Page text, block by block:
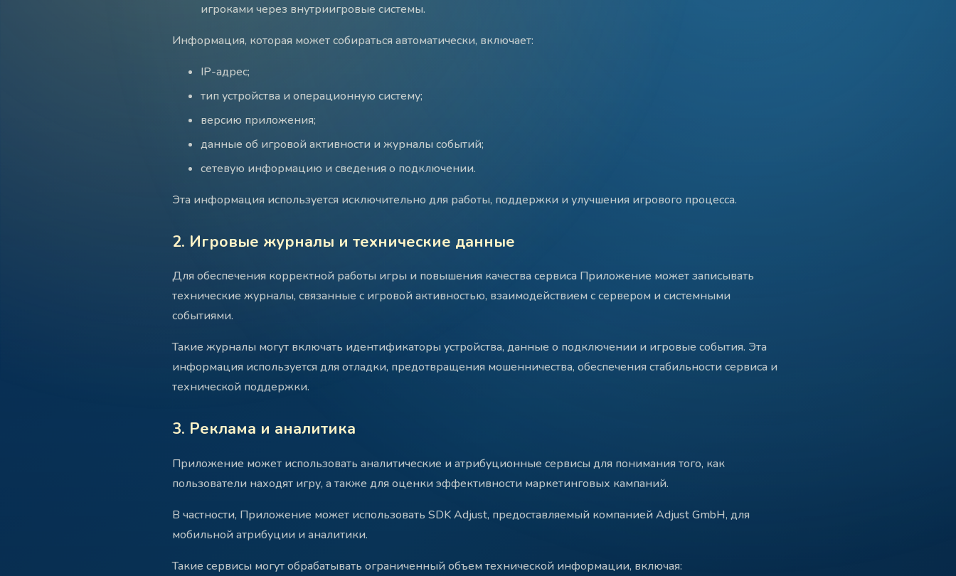
игроками через внутриигровые системы.
Информация, которая может собираться автоматически, включает:
IP-адрес;
тип устройства и операционную систему;
версию приложения;
данные об игровой активности и журналы событий;
сетевую информацию и сведения о подключении.
Эта информация используется исключительно для работы, поддержки и улучшения игрового процесса.
2. Игровые журналы и технические данные
Для обеспечения корректной работы игры и повышения качества сервиса Приложение может записывать
технические журналы, связанные с игровой активностью, взаимодействием с сервером и системными
событиями.
Такие журналы могут включать идентификаторы устройства, данные о подключении и игровые события. Эта
информация используется для отладки, предотвращения мошенничества, обеспечения стабильности сервиса и
технической поддержки.
3. Реклама и аналитика
Приложение может использовать аналитические и атрибуционные сервисы для понимания того, как
пользователи находят игру, а также для оценки эффективности маркетинговых кампаний.
В частности, Приложение может использовать SDK Adjust, предоставляемый компанией Adjust GmbH, для
мобильной атрибуции и аналитики.
Такие сервисы могут обрабатывать ограниченный объем технической информации, включая: